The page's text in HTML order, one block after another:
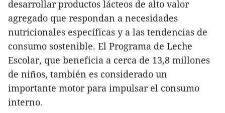
desarrollar productos lácteos de alto valor
agregado que respondan a necesidades
nutricionales específicas y a las tendencias de
consumo sostenible. El Programa de Leche
Escolar, que beneficia a cerca de 13,8 millones
de niños, también es considerado un
importante motor para impulsar el consumo
interno.